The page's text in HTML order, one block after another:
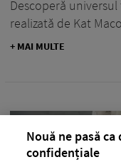
Descoperă
realizată de Kat
+ MAI MULTE
Nouă ne pasă
confidențiale